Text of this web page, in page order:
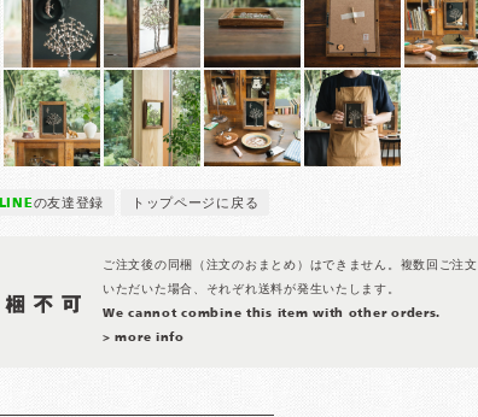
LINEの友達登録 トップページに戻る
ご注文後の同梱（注文のおまとめ）はできません。複数回ご注文
いただいた場合、それぞれ送料が発生いたします。
We cannot combine this item with other orders.
> more info